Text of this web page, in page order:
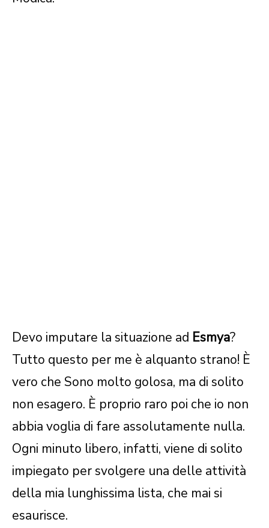
Devo imputare la situazione ad Esmya?
Tutto questo per me è alquanto strano! È
vero che Sono molto golosa, ma di solito
non esagero. È proprio raro poi che io non
abbia voglia di fare assolutamente nulla.
Ogni minuto libero, infatti, viene di solito
impiegato per svolgere una delle attività
della mia lunghissima lista, che mai si
esaurisce.